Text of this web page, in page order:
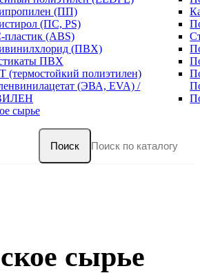
(ПП)
(ПС, PS)
(ABS)
(ПВХ)
ПВХ
(термостойкий полиэтилен)
(ЭВА, EVA) /
сырье
Поиск
сырье